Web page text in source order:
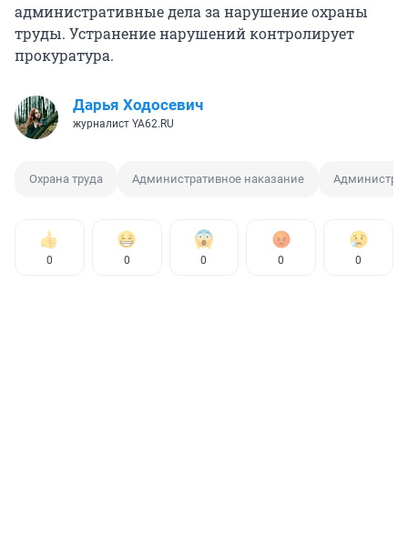
административные дела за нарушение охраны
труды. Устранение нарушений контролирует
прокуратура.
Дарья Ходосевич
журналист YA62.RU
Охрана труда Административное наказание
0 0 0 0 0